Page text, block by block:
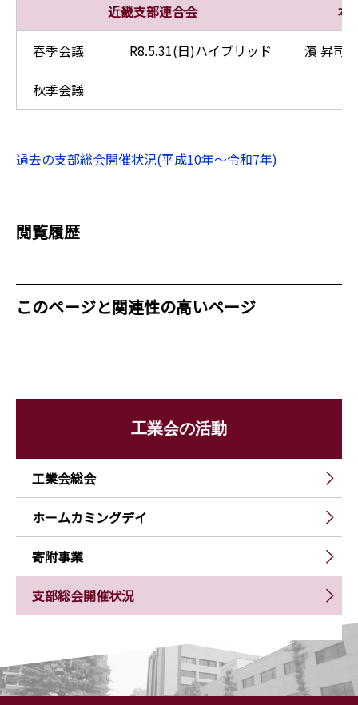
近畿支部連合会
本
春季会議 R8.5.31(日)ハイブリッド 濱 昇司,
秋季会議
過去の支部総会開催状況(平成10年～令和7年)
閲覧履歴
このページと関連性の高いページ
工業会の活動
工業会総会
ホームカミングデイ
寄附事業
支部総会開催状況